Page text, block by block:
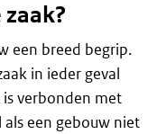
een breed begrip.
in ieder geval
verbonden met
een gebouw niet